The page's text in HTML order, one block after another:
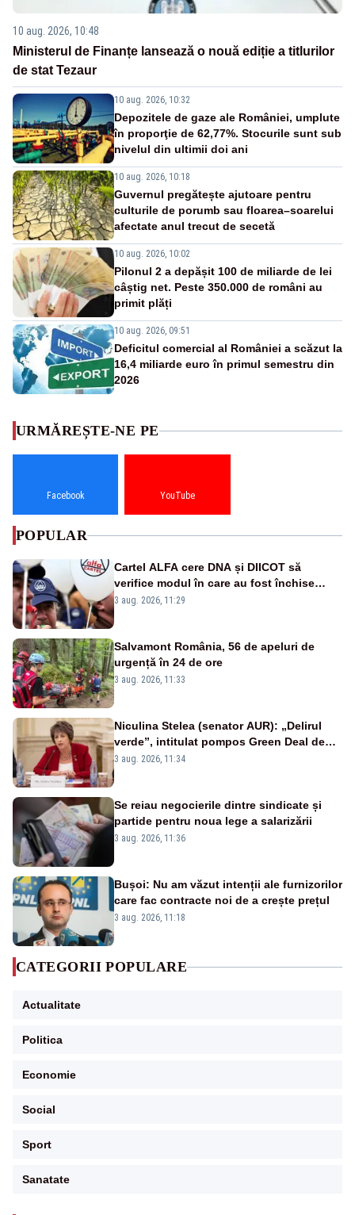
10 aug. 2026, 10:48
Ministerul de Finanțe lansează o nouă ediție a titlurilor
de stat Tezaur
10 aug. 2026, 10:32
Depozitele de gaze ale României, umplute
în proporţie de 62,77%. Stocurile sunt sub
nivelul din ultimii doi ani
10 aug. 2026, 10:18
Guvernul pregătește ajutoare pentru
culturile de porumb sau floarea–soarelui
afectate anul trecut de secetă
10 aug. 2026, 10:02
Pilonul 2 a depășit 100 de miliarde de lei
câștig net. Peste 350.000 de români au
primit plăți
10 aug. 2026, 09:51
Deficitul comercial al României a scăzut la
16,4 miliarde euro în primul semestru din
2026
URMĂREȘTE-NE PE
Facebook YouTube
POPULAR
Cartel ALFA cere DNA și DIICOT să
verifice modul în care au fost închise
centralele pe cărbune
3 aug. 2026, 11:29
Salvamont România, 56 de apeluri de
urgență în 24 de ore
3 aug. 2026, 11:33
Niculina Stelea (senator AUR): „Delirul
verde”, intitulat pompos Green Deal de
către Bruxelles, este în mare măsură
3 aug. 2026, 11:34
Se reiau negocierile dintre sindicate și
partide pentru noua lege a salarizării
3 aug. 2026, 11:36
Bușoi: Nu am văzut intenții ale furnizorilor
care fac contracte noi de a crește prețul
3 aug. 2026, 11:18
CATEGORII POPULARE
Actualitate
Politica
Economie
Social
Sport
Sanatate